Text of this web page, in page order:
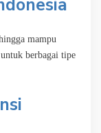
mampu
berbagai tipe